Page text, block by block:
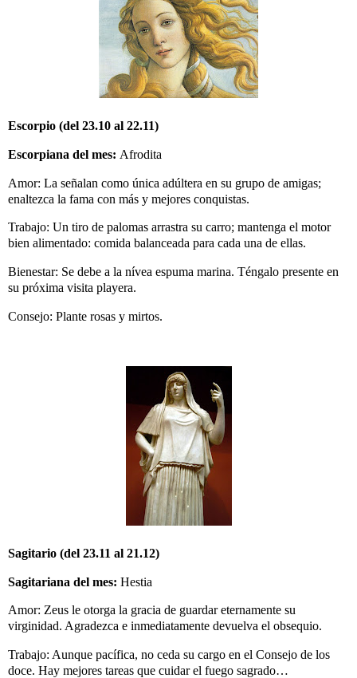
Escorpio (del 23.10 al 22.11)
Escorpiana del mes: Afrodita
Amor: La señalan como única adúltera en su grupo de amigas;
enaltezca la fama con más y mejores conquistas.
Trabajo: Un tiro de palomas arrastra su carro; mantenga el motor
bien alimentado: comida balanceada para cada una de ellas.
Bienestar: Se debe a la nívea espuma marina. Téngalo presente en
su próxima visita playera.
Consejo: Plante rosas y mirtos.
Sagitario (del 23.11 al 21.12)
Sagitariana del mes: Hestia
Amor: Zeus le otorga la gracia de guardar eternamente su
virginidad. Agradezca e inmediatamente devuelva el obsequio.
Trabajo: Aunque pacífica, no ceda su cargo en el Consejo de los
doce. Hay mejores tareas que cuidar el fuego sagrado…